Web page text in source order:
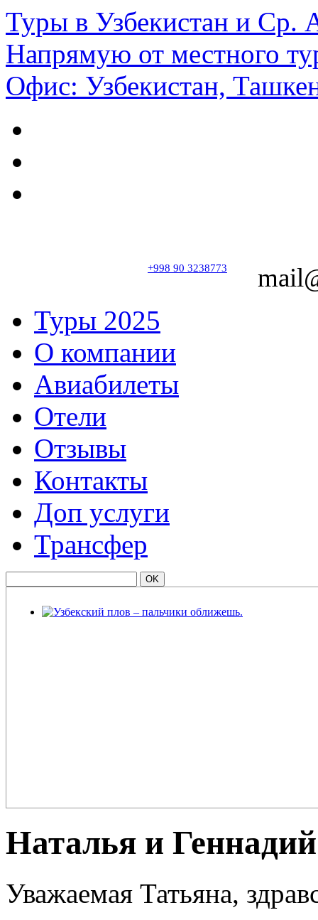
Туры в Узбекистан и Ср.
Напрямую от местного
Офис: Узбекистан,
+998 90 3238773
Туры 2025
О компании
Авиабилеты
Отели
Отзывы
Контакты
Доп услуги
Трансфер
Наталья и
Уважаемая Татьяна,